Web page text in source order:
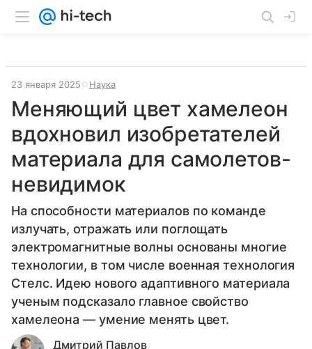
23 января 2025 Наука
Меняющий цвет хамелеон
вдохновил изобретателей
материала для самолетов-
невидимок
На способности материалов по команде
излучать, отражать или поглощать
электромагнитные волны основаны многие
технологии, в том числе военная технология
Стелс. Идею нового адаптивного материала
ученым подсказало главное свойство
хамелеона — умение менять цвет.
Дмитрий Павлов